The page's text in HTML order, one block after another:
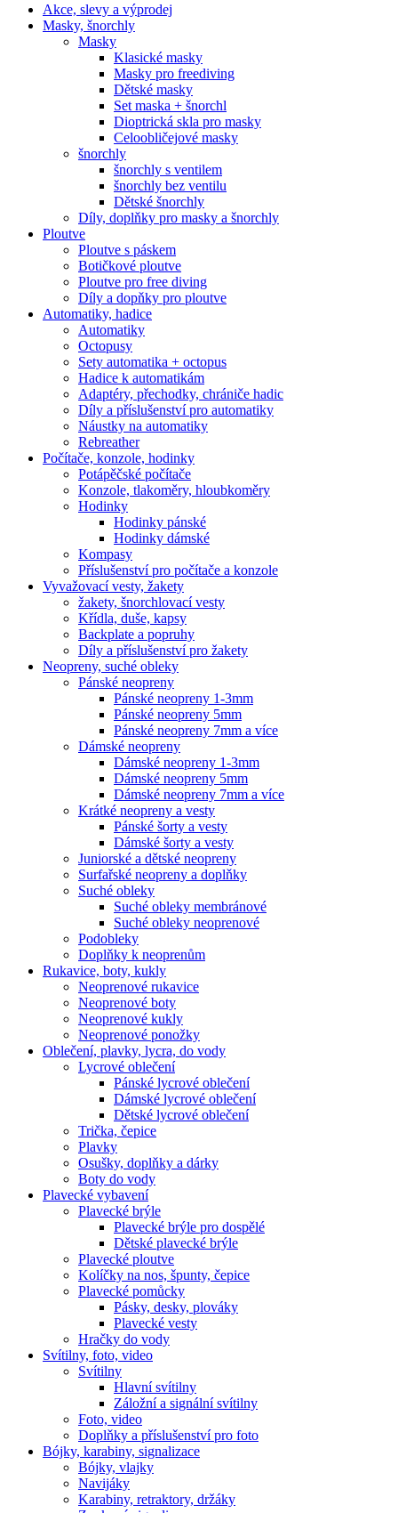
Akce, slevy a výprodej
Masky, šnorchly
Masky
Klasické masky
Masky pro freediving
Dětské masky
Set maska + šnorchl
Dioptrická skla pro masky
Celoobličejové masky
šnorchly
šnorchly s ventilem
šnorchly bez ventilu
Dětské šnorchly
Díly, doplňky pro masky a šnorchly
Ploutve
Ploutve s páskem
Botičkové ploutve
Ploutve pro free diving
Díly a dopňky pro ploutve
Automatiky, hadice
Automatiky
Octopusy
Sety automatika + octopus
Hadice k automatikám
Adaptéry, přechodky, chrániče hadic
Díly a příslušenství pro automatiky
Náustky na automatiky
Rebreather
Počítače, konzole, hodinky
Potápěčské počítače
Konzole, tlakoměry, hloubkoměry
Hodinky
Hodinky pánské
Hodinky dámské
Kompasy
Příslušenství pro počítače a konzole
Vyvažovací vesty, žakety
žakety, šnorchlovací vesty
Křídla, duše, kapsy
Backplate a popruhy
Díly a příslušenství pro žakety
Neopreny, suché obleky
Pánské neopreny
Pánské neopreny 1-3mm
Pánské neopreny 5mm
Pánské neopreny 7mm a více
Dámské neopreny
Dámské neopreny 1-3mm
Dámské neopreny 5mm
Dámské neopreny 7mm a více
Krátké neopreny a vesty
Pánské šorty a vesty
Dámské šorty a vesty
Juniorské a dětské neopreny
Surfařské neopreny a doplňky
Suché obleky
Suché obleky membránové
Suché obleky neoprenové
Podobleky
Doplňky k neoprenům
Rukavice, boty, kukly
Neoprenové rukavice
Neoprenové boty
Neoprenové kukly
Neoprenové ponožky
Oblečení, plavky, lycra, do vody
Lycrové oblečení
Pánské lycrové oblečení
Dámské lycrové oblečení
Dětské lycrové oblečení
Trička, čepice
Plavky
Osušky, doplňky a dárky
Boty do vody
Plavecké vybavení
Plavecké brýle
Plavecké brýle pro dospělé
Dětské plavecké brýle
Plavecké ploutve
Kolíčky na nos, špunty, čepice
Plavecké pomůcky
Pásky, desky, plováky
Plavecké vesty
Hračky do vody
Svítilny, foto, video
Svítilny
Hlavní svítilny
Záložní a signální svítilny
Foto, video
Doplňky a příslušenství pro foto
Bójky, karabiny, signalizace
Bójky, vlajky
Navijáky
Karabiny, retraktory, držáky